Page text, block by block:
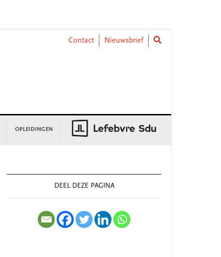
Contact
Nieuwsbrief
OPLEIDINGEN
Sidebar
DEEL DEZE PAGINA